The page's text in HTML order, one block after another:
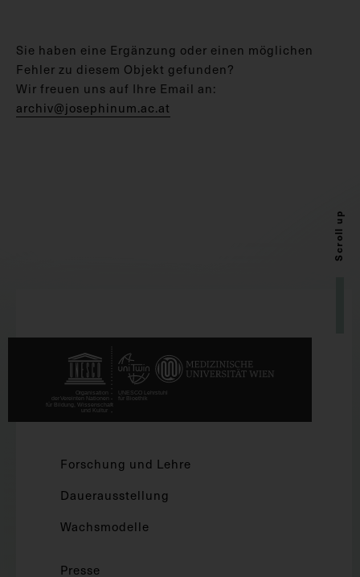
Sie haben eine Ergänzung oder einen möglichen
Fehler zu diesem Objekt gefunden?
Wir freuen uns auf Ihre Email an:
archiv@josephinum.ac.at
Scroll up
Forschung und Lehre
Dauerausstellung
Wachsmodelle
Presse